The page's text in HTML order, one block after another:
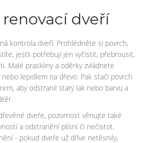
dveří
kontrola dveří. Prohlédněte si povrch,
jestli potřebují jen vyčistit, přebrousit,
Malé praskliny a oděrky zvládnete
lepidlem na dřevo. Pak stačí povrch
aby odstranil starý lak nebo barvu a
dveře, pozornost věnujte také
a odstranění plísní či nečistot.
- pokud dveře už dříve netěsnily,